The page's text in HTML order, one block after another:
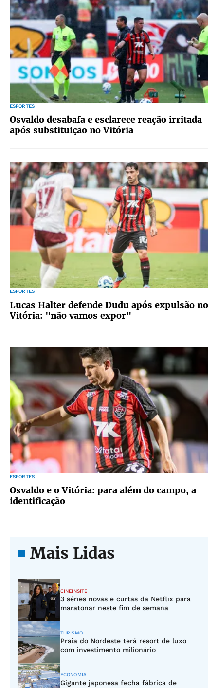
ESPORTES
Osvaldo desabafa e esclarece reação irritada
após substituição no Vitória
ESPORTES
Lucas Halter defende Dudu após expulsão no
Vitória: "não vamos expor"
ESPORTES
Osvaldo e o Vitória: para além do campo, a
identificação
Mais Lidas
CINEINSITE
3 séries novas e curtas da Netflix para
maratonar neste fim de semana
TURISMO
Praia do Nordeste terá resort de luxo
com investimento milionário
ECONOMIA
Gigante japonesa fecha fábrica de